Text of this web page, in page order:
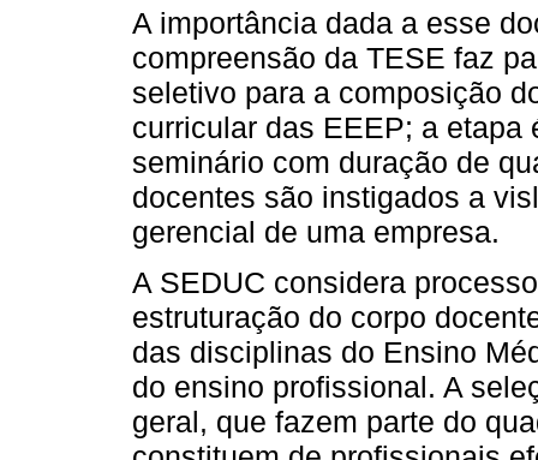
A importância dada a esse
compreensão da TESE faz
seletivo para a composição
curricular das EEEP; a
seminário com duração de
docentes são instigados a
gerencial de uma empresa.
A SEDUC considera
estruturação do corpo
das disciplinas do Ensino
do ensino profissional. A
geral, que fazem parte do